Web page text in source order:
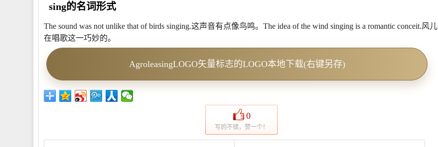
sing的名词形式
The sound was not unlike that of birds singing.这声音有点像鸟鸣。The idea of the wind singing is a romantic conceit.风儿
在唱歌这一巧妙的。
AgroleasingLOGO矢量标志的LOGO本地下载(右键另存)
0
写的不错，赞一个！